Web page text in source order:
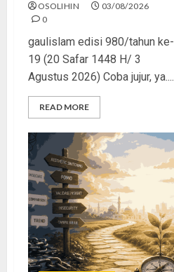
OSOLIHIN
03/08/2026
0
gaulislam edisi 980/tahun ke-
19 (20 Safar 1448 H/ 3
Agustus 2026) Coba jujur, ya....
READ MORE